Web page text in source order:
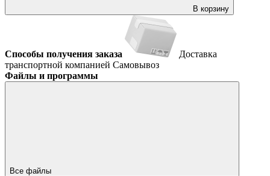
В корзину
Способы получения заказа
Доставка
транспортной компанией Самовывоз
Файлы и программы
Все файлы